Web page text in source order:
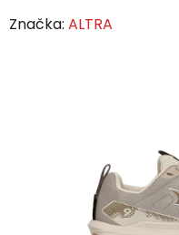
Značka: ALTRA